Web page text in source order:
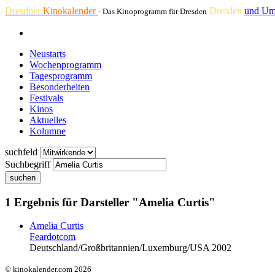
DresdnerKinokalender - Das Kinoprogramm für Dresden Dresden und
Neustarts
Wochenprogramm
Tagesprogramm
Besonderheiten
Festivals
Kinos
Aktuelles
Kolumne
suchfeld
Suchbegriff
suchen
1 Ergebnis für Darsteller "Amelia Curtis"
Amelia Curtis
Feardotcom
Deutschland/Großbritannien/Luxemburg/USA 2002
© kinokalender.com 2026